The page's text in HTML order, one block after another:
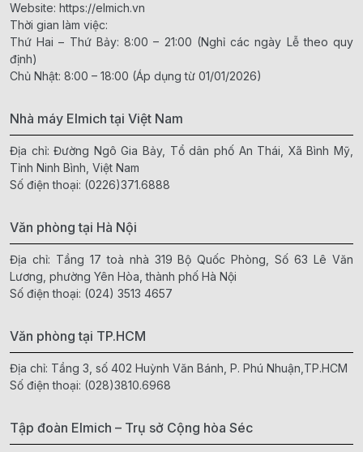
Website: https://elmich.vn
Thời gian làm việc:
Thứ Hai – Thứ Bảy: 8:00 – 21:00 (Nghỉ các ngày Lễ theo quy
định)
Chủ Nhật: 8:00 – 18:00 (Áp dụng từ 01/01/2026)
Nhà máy Elmich tại Việt Nam
Địa chỉ: Đường Ngô Gia Bảy, Tổ dân phố An Thái, Xã Bình Mỹ,
Tỉnh Ninh Bình, Việt Nam
Số điện thoại: (0226)371.6888
Văn phòng tại Hà Nội
Địa chỉ: Tầng 17 toà nhà 319 Bộ Quốc Phòng, Số 63 Lê Văn
Lương, phường Yên Hòa, thành phố Hà Nội
Số điện thoại: (024) 3513 4657
Văn phòng tại TP.HCM
Địa chỉ: Tầng 3, số 402 Huỳnh Văn Bánh, P. Phú Nhuận,TP.HCM
Số điện thoại: (028)3810.6968
Tập đoàn Elmich – Trụ sở Cộng hòa Séc